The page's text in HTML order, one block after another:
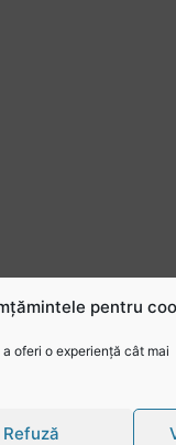
pentru
oferi o experiență cât mai
Refuză